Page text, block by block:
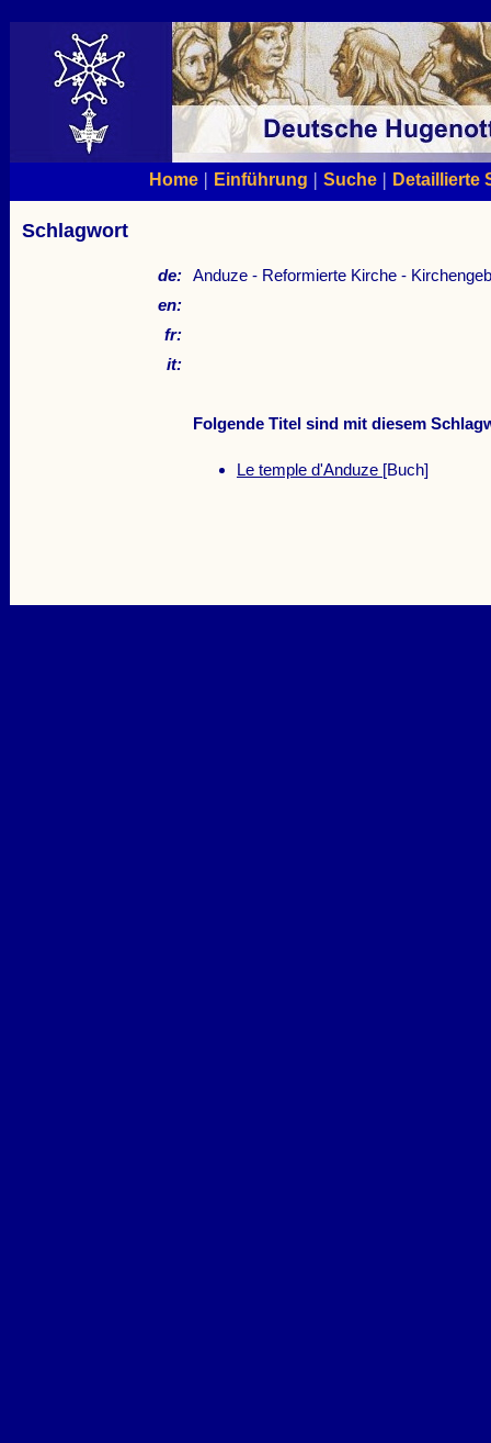
Home| Einführung | Suche| Detaillierte
Schlagwort
de: Anduze - Reformierte Kirche -
en:
fr:
it:
Folgende Titel sind mit diesem
Le temple d'Anduze [Buch]